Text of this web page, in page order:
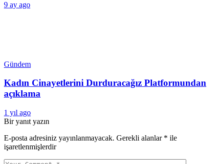
9 ay ago
Gündem
Kadın Cinayetlerini Durduracağız Platformundan
açıklama
1 yıl ago
Bir yanıt yazın
E-posta adresiniz yayınlanmayacak. Gerekli alanlar * ile
işaretlenmişlerdir